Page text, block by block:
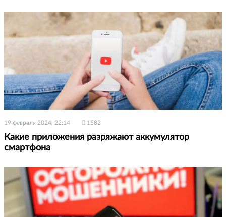
19 февраля 2024, 22:14 1582
Какие приложения разряжают аккумулятор
смартфона